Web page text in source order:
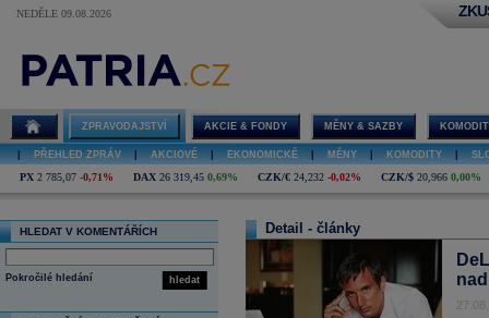
NEDĚLE 09.08.2026
ZPRAVODAJSTVÍ AKCIE & FONDY MĚNY & SAZBY
PŘEHLED ZPRÁV AKCIOVÉ EKONOMICKÉ MĚNY KOMODITY
PX 2 785,07 -0,71% DAX 26 319,45 0,69% CZK/€ 24,232 -0,02% CZK/$ 20,966 0,00%
HLEDAT V KOMENTÁŘÍCH
hledat
Pokročilé hledání
Detail - články